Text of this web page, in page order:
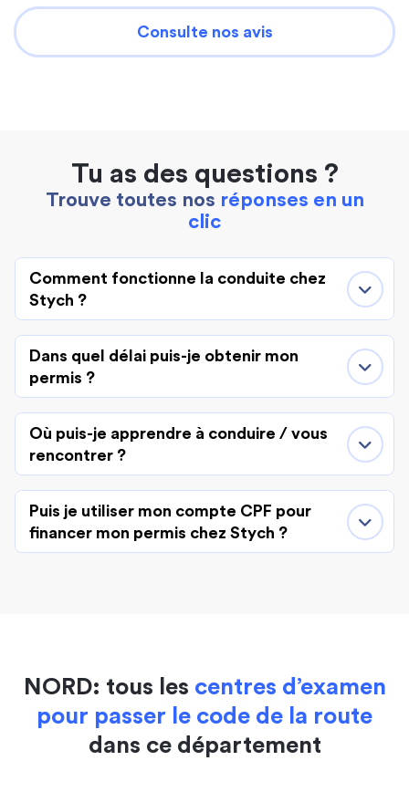
Consulte nos avis
Tu as des questions ?
Trouve toutes nos réponses en un
clic
Comment fonctionne la conduite chez
Stych ?
Dans quel délai puis-je obtenir mon
permis ?
Où puis-je apprendre à conduire / vous
rencontrer ?
Puis je utiliser mon compte CPF pour
financer mon permis chez Stych ?
NORD: tous les centres d’examen
pour passer le code de la route
dans ce département